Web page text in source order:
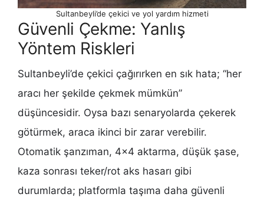
Sultanbeyli’de çekici ve yol yardım hizmeti
Güvenli Çekme: Yanlış
Yöntem Riskleri
Sultanbeyli’de çekici çağırırken en sık hata; “her
aracı her şekilde çekmek mümkün”
düşüncesidir. Oysa bazı senaryolarda çekerek
götürmek, araca ikinci bir zarar verebilir.
Otomatik şanzıman, 4×4 aktarma, düşük şase,
kaza sonrası teker/rot aks hasarı gibi
durumlarda; platformla taşıma daha güvenli